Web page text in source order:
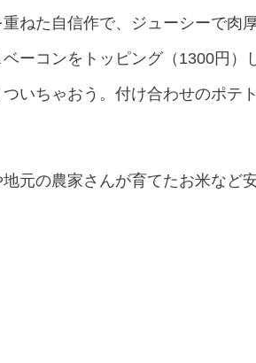
ねた自信作で、ジューシーで肉
ベーコンをトッピング（1300円
いちゃおう。付け合わせのポテ
元の農家さんが育てたお米など